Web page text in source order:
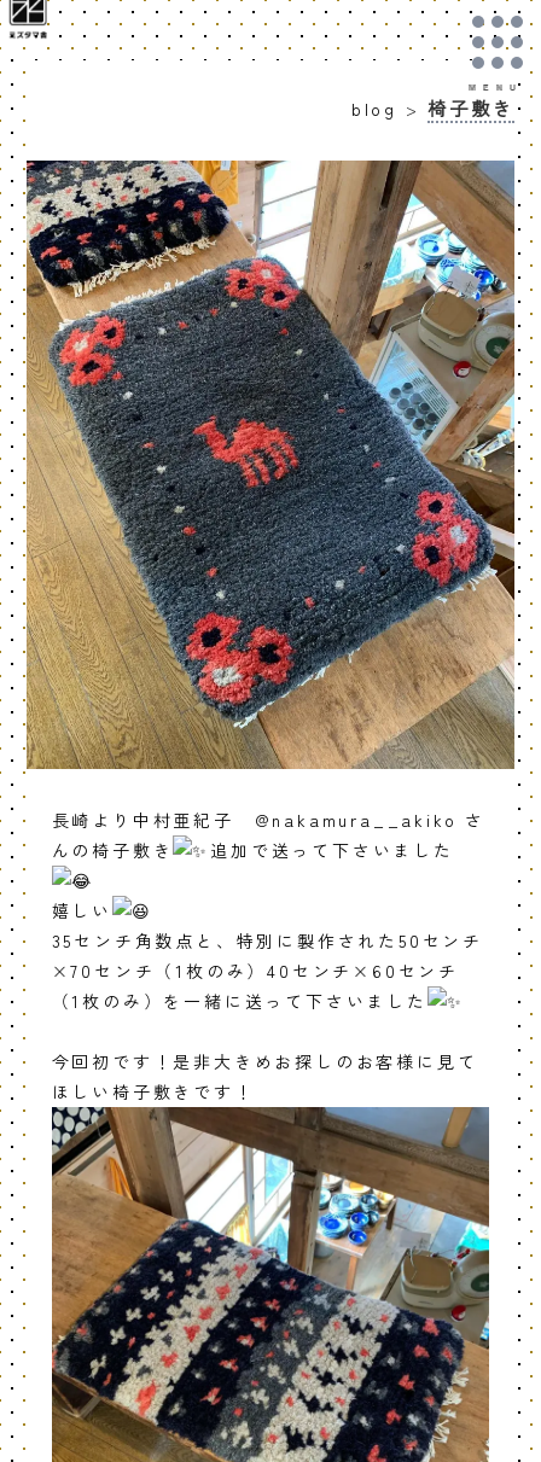
blog >椅子敷き
長崎より中村亜紀子 @nakamura__akiko さ
んの椅子敷き
追加で送って下さいました
嬉しい
35センチ角数点と、特別に製作された50センチ
×70センチ（1枚のみ）40センチ×60センチ
（1枚のみ）を一緒に送って下さいました
今回初です！是非大きめお探しのお客様に見て
ほしい椅子敷きです！